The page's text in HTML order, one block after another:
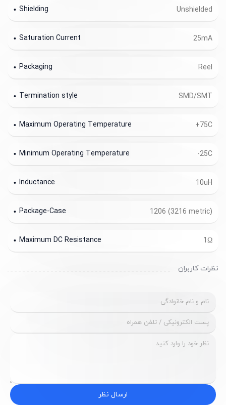
Unshielded
Shielding
25mA
Saturation Current
Reel
Packaging
SMD/SMT
Termination style
+75C
Maximum Operating Temperature
-25C
Minimum Operating Temperature
10uH
Inductance
1206 (3216 metric)
Package-Case
1Ω
Maximum DC Resistance
نظرات کاربران
ارسال نظر